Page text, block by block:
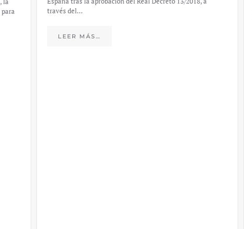
trends.pdf El último informe de Market Trends, elaborado